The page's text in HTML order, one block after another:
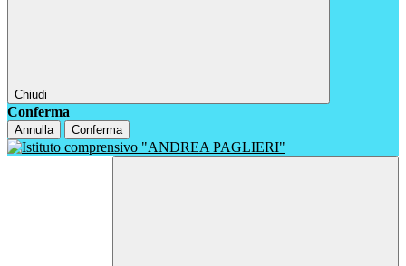
Chiudi
Conferma
Annulla Conferma